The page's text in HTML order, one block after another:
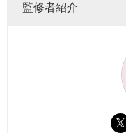
監修者紹介